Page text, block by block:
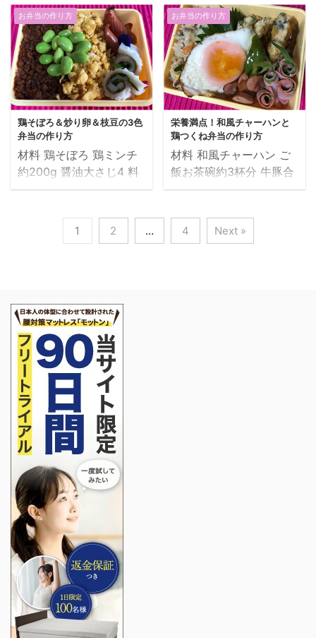
ショウ少々 卵焼き（かに
かま入り） かにかま小1
本 卵1個 砂糖少々 塩
少々 油少々 ウインナー2
本 青しそ2枚（しきり）
ご ...
菜天2枚 めんつゆ大さじ
3 水大さじ2 料理酒少々
砂糖少々 すり胡麻適量
花鰹少々 塩少々（オクラ
板ずり用） 卵焼き（モロ
ヘイヤ入り） ...
料A（醤油大さじ3、料理
酒大さじ3、みりん大さ
じ2、砂糖大さじ2、塩
少々、水50ml） ゆかり
パスタ 乾麺パスタ約
150g 料理酒大さじ1 め
んつゆ大さじ1 しらす干
し約20g ゆかり大さじ2
青ねぎ少々 オリーブオイ
ル少々 塩少々（パスタ茹
で用） チーズ入り卵焼き
ちくわの明太マヨ焼き ち
くわ1本 明太マヨネーズ
ム2枚 スライスチーズ1
枚 サニーレタス適量 玉
ねぎ1/4個 マヨネーズ
少々 ケチャップ少々 ブ
ラックペッパー少々 塩コ
ショウ少々 油少々 サン
ドイッチ（ハムツナタマ
ゴ） 6つ切りパン2枚 卵1
個 ツナ缶1/2個 ロースハ
ム1枚 サニーレタス適量
玉ねぎ1/4個 マヨネーズ
の竜田揚げ 鶏もも肉約
200g 醤油大さじ1 料理
お弁当の作り方
鶏そぼろ＆炒り卵＆枝豆の3色
弁当の作り方
材料 鶏そぼろ 鶏ミンチ
約200g 醤油大さじ4 料
理酒大さじ2 みりん大さ
ューブ少々 炒り卵 卵１
個 砂糖少々 牛乳少々 油
調理時間：約15分 作り
方 鶏そぼろ前日作り置き
ボウルに醤油、料理酒、
みりん、砂糖、生姜を入
れて混ぜ合わせる。 フラ
イパンに調味料と鶏ミン
チを入れてしっかり混ぜ
る。 ある程度お肉をほぐ
したら、火をつけて中火
で手早くかき混ぜながら
煮る。 煮汁がなくなった
ら、軽く炒めて汁気を飛
ばしたら ...
お弁当の作り方
栄養満点！和風チャーハンと
鶏つくね弁当の作り方
材料 和風チャーハン ご
飯お茶碗約3杯分 牛豚合
挽きミンチ約100g 玉ね
ベツ1/8個 卵1個 青ねぎ
少々 料理酒少々 和風だ
1 2 … 4 Next »